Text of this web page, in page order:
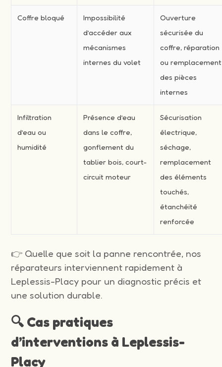
Coffre bloqué
Impossibilité
d’accéder aux
mécanismes
internes du volet
Ouverture
sécurisée du
coffre, réparation
ou remplacement
des pièces
internes
Infiltration
d’eau ou
humidité
Présence d’eau
dans le coffre,
gonflement du
tablier bois, court-
circuit moteur
Sécurisation
électrique,
séchage,
remplacement
des éléments
touchés,
étanchéité
renforcée
👉 Quelle que soit la panne rencontrée, nos
réparateurs interviennent rapidement à
Leplessis-Placy pour un diagnostic précis et
une solution durable.
🔍 Cas pratiques
d’interventions à Leplessis-
Placy